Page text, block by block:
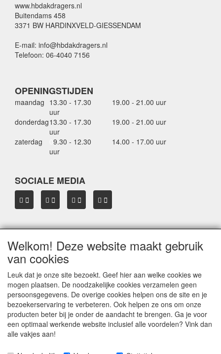
www.hbdakdragers.nl
Buitendams 458
3371 BW HARDINXVELD-GIESSENDAM
E-mail: info@hbdakdragers.nl
Telefoon: 06-4040 7156
OPENINGSTIJDEN
maandag 13.30 - 17.30
uur
19.00 - 21.00 uur
donderdag13.30 - 17.30
uur
19.00 - 21.00 uur
zaterdag
9.30 - 12.30
uur
14.00 - 17.00 uur
SOCIALE MEDIA
OVER HBDAKDRAGERS.NL
Dakkoffer verhuur Hardinxveld-Giessendam
Verkoop dakkoffers en skiboxen
Onze merken
Herroepingslink aanvragen
Privacyverklaring
© 2005 - 2026 HB dakdragers.nl - Hardinxveld-Giessendam
Welkom! Deze website maakt gebruik
van cookies
Leuk dat je onze site bezoekt. Geef hier aan welke cookies we
mogen plaatsen. De noodzakelijke cookies verzamelen geen
persoonsgegevens. De overige cookies helpen ons de site en je
bezoekerservaring te verbeteren. Ook helpen ze ons om onze
producten beter bij je onder de aandacht te brengen. Ga je voor
een optimaal werkende website inclusief alle voordelen? Vink dan
alle vakjes aan!